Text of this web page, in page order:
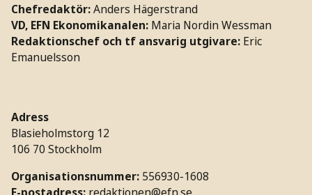
Chefredaktör:Anders Hägerstrand
VD, EFN Ekonomikanalen: Maria Nordin Wessman
Redaktionschef och tf ansvarig utgivare: Eric
Emanuelsson
Adress
Blasieholmstorg 12
106 70 Stockholm
Organisationsnummer: 556930-1608